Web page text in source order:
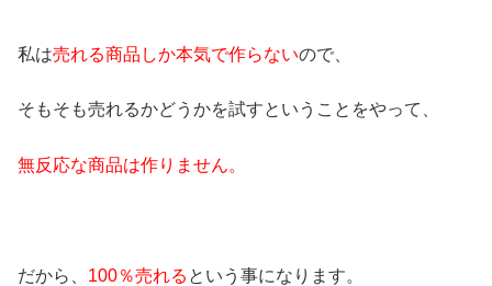
私は売れる商品しか本気で作らないので、
そもそも売れるかどうかを試すということをやって、
無反応な商品は作りません。
だから、 100％売れる という事になります。